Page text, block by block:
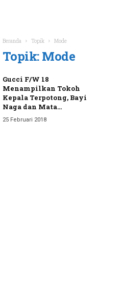
Beranda Topik Mode
Topik: Mode
Gucci F/W 18
Menampilkan Tokoh
Kepala Terpotong, Bayi
Naga dan Mata...
25 Februari 2018